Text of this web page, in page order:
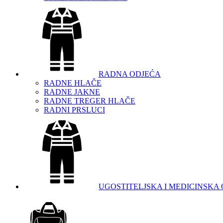
RADNA ODJEĆA
RADNE HLAČE
RADNE JAKNE
RADNE TREGER HLAČE
RADNI PRSLUCI
UGOSTITELJSKA I MEDICINSKA